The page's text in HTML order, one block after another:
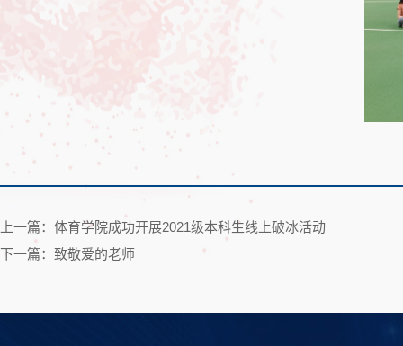
上一篇：体育学院成功开展2021级本科生线上破冰活动
下一篇：致敬爱的老师